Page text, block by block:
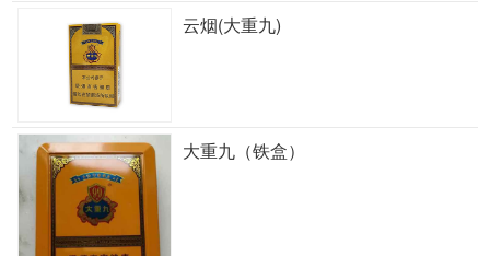
云烟(大重九)
大重九（铁盒）